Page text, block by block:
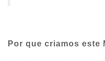
Por que criamos este